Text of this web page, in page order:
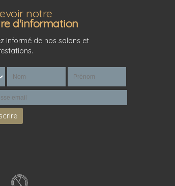
notre
d'information
informé de nos salons et